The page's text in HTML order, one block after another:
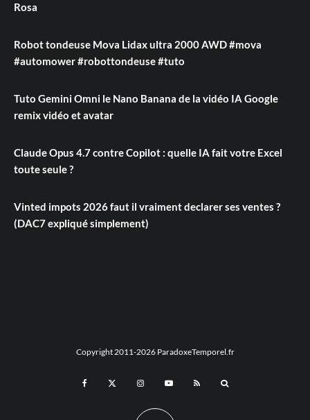
Rosa
Robot tondeuse Mova Lidax ultra 2000 AWD #mova
#automower #robottondeuse #tuto
Tuto Gemini Omni le Nano Banana de la vidéo IA Google
remix vidéo et avatar
Claude Opus 4.7 contre Copilot : quelle IA fait votre Excel
toute seule ?
Vinted impots 2026 faut il vraiment declarer ses ventes ?
(DAC7 expliqué simplement)
Copyright 2011-2026 ParadoxeTemporel.fr